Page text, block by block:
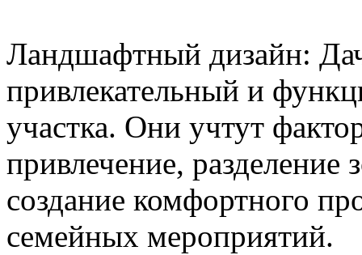
Ландшафтный дизайн:
привлекательный и
участка. Они учтут
привлечение,
создание комфортного
семейных мероприятий.